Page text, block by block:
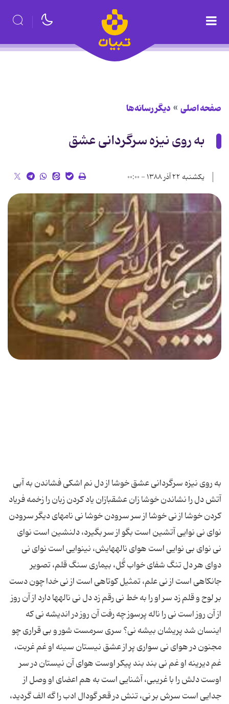
صفحه اصلی دیگر رسانه‌ها
به روی نيزه سرگردانی عشق
یکشنبه ۲۲ آذر ۱۳۸۸ - ۰۰:۰۰
به روی نیزه سرگردانی عشق خوشا از دل نم اشکی فشاندن به آبی
آتش دل را نشاندن خوشا زان عشقبازان یاد کردن زبان را زخمه فریاد
کردن خوشا از نی خوشا از سر سرودن خوشا نی نامه‎ای دیگر سرودن
نوای نی نوایی آتشین است بگو از سر بگیرد، دلنشین است نوای
نی نوای بی نوایی است هوای ناله‎هایش، نینوایی است نوای نی
دوای هر دل تنگ شفای خواب گُل، بیماری سنگ قلم، تصویر
جانکاهی است از نی علم، تمثیل کوتاهی است از نی خدا چون دست
بر لوح و قلم زد سر او را به خط نی رقم زد دل نی ناله‎ها دارد از آن روز
از آن روز است نی را ناله پرسوز چه رفت آن روز در اندیشه نی که
اینسان شد پریشان بیشه نی؟ سری سرمست شور و بی قراری چو
مجنون در هوای نی سواری پر از عشق نیستان سینه او غم غربت،
غم دیرینه او غم نی بند بند پیکر اوست هوای آن نیستان در سر
اوست دلش را با غریبی، آشنایی است به هم اعضای او وصل از
جدایی است سرش بر نی، تنش در قعر گودال ادب را گه الف گردید،